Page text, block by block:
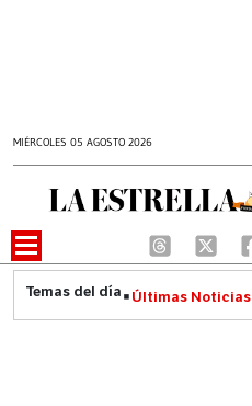
MIÉRCOLES 05 AGOSTO 2026
Últimas Noticias